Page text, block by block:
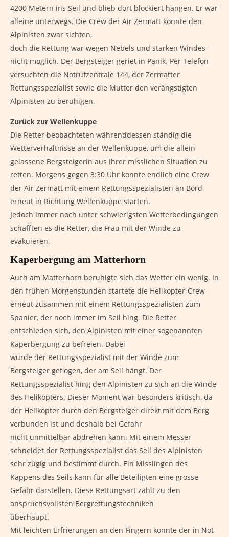
4200 Metern ins Seil und blieb dort blockiert hängen. Er war
alleine unterwegs. Die Crew der Air Zermatt konnte den
Alpinisten zwar sichten,
doch die Rettung war wegen Nebels und starken Windes
nicht möglich. Der Bergsteiger geriet in Panik. Per Telefon
versuchten die Notrufzentrale 144, der Zermatter
Rettungsspezialist sowie die Mutter den verängstigten
Alpinisten zu beruhigen.
Zurück zur Wellenkuppe
Die Retter beobachteten währenddessen ständig die
Wetterverhältnisse an der Wellenkuppe, um die allein
gelassene Bergsteigerin aus ihrer misslichen Situation zu
retten. Morgens gegen 3:30 Uhr konnte endlich eine Crew
der Air Zermatt mit einem Rettungsspezialisten an Bord
erneut in Richtung Wellenkuppe starten.
Jedoch immer noch unter schwierigsten Wetterbedingungen
schafften es die Retter, die Frau mit der Winde zu
evakuieren.
Kaperbergung am Matterhorn
Auch am Matterhorn beruhigte sich das Wetter ein wenig. In
den frühen Morgenstunden startete die Helikopter-Crew
erneut zusammen mit einem Rettungsspezialisten zum
Spanier, der noch immer im Seil hing. Die Retter
entschieden sich, den Alpinisten mit einer sogenannten
Kaperbergung zu befreien. Dabei
wurde der Rettungsspezialist mit der Winde zum
Bergsteiger geflogen, der am Seil hängt. Der
Rettungsspezialist hing den Alpinisten zu sich an die Winde
des Helikopters. Dieser Moment war besonders kritisch, da
der Helikopter durch den Bergsteiger direkt mit dem Berg
verbunden ist und deshalb bei Gefahr
nicht unmittelbar abdrehen kann. Mit einem Messer
schneidet der Rettungsspezialist das Seil des Alpinisten
sehr zügig und bestimmt durch. Ein Misslingen des
Kappens des Seils kann für alle Beteiligten eine grosse
Gefahr darstellen. Diese Rettungsart zählt zu den
anspruchsvollsten Bergrettungstechniken
überhaupt.
Mit leichten Erfrierungen an den Fingern konnte der in Not